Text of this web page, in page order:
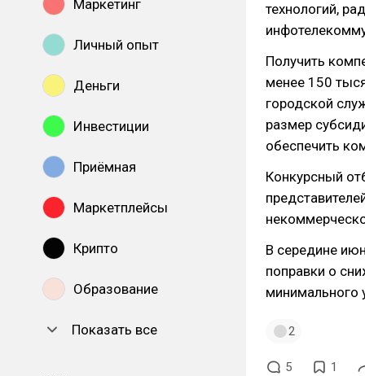
Маркетинг
Личный опыт
Деньги
Инвестиции
Приёмная
Маркетплейсы
Крипто
Образование
Показать все
технологий,
Получить
менее 150
городской
размер
обеспечить
Конкурсный
В середине
поправки о
минимального
2
5 1